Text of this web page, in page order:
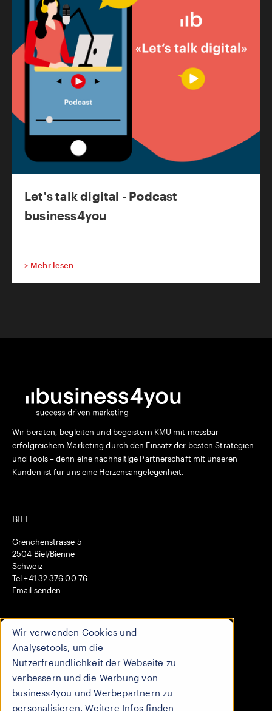
Wir verwenden Cookies und
Analysetools, um die
Nutzerfreundlichkeit der Webseite zu
verbessern und die Werbung von
business4you und Werbepartnern zu
personalisieren. Weitere Infos finden
Let's talk digital - Podcast
business4you
> Mehr lesen
Wir beraten, begleiten und begeistern KMU mit messbar
erfolgreichem Marketing durch den Einsatz der besten Strategien
und Tools – denn eine nachhaltige Partnerschaft mit unseren
Kunden ist für uns eine Herzensangelegenheit.
BIEL
Grenchenstrasse 5
2504 Biel/Bienne
Schweiz
Tel +41 32 376 00 76
Email senden
HO CHI MINH CITY
569 Duong Tran Hung Dao
Cau Kho, Quan 1
7000 Ho Chi Minh
Vietnam